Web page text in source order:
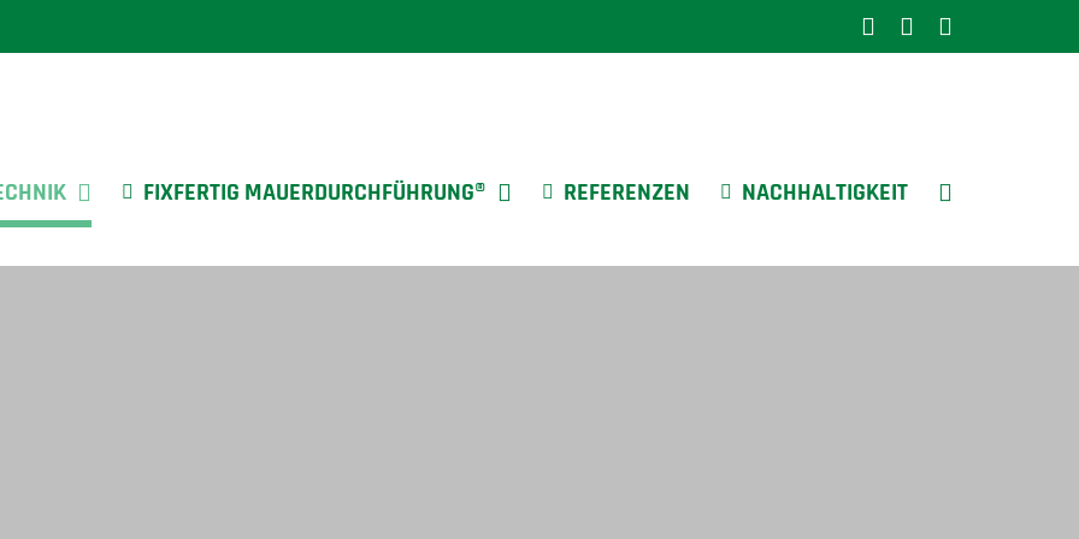
LinkedInInstagram
FIXFERTIG MAUERDURCHFÜHRUNG® REFERENZEN NACHHALTIGKEIT